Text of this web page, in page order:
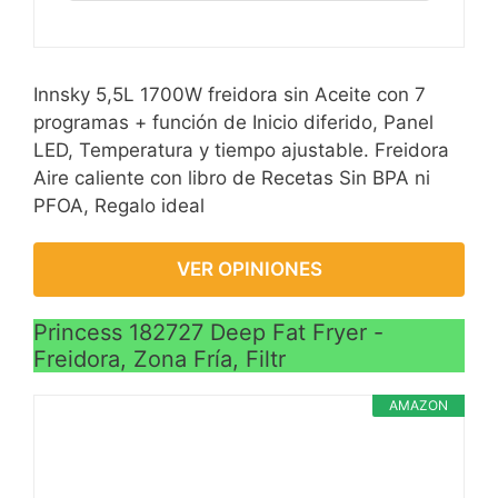
extraer la cesta
?Marco cuadrado y
material de nivel
alimentario?Su estructura
cuadrada aprovecha al
lados de la cocina o mesa
mínimo espacio. La
carcasa exterior está
fabricada en acero
La cesta de freír es
desmontable y tiene un
mango de tacto frío para
controlar el proceso de
fritura y evitar
quemaduras.
Innsky 5,5L 1700W freidora sin Aceite con 7
programas + función de Inicio diferido, Panel
LED, Temperatura y tiempo ajustable. Freidora
Aire caliente con libro de Recetas Sin BPA ni
PFOA, Regalo ideal
VER OPINIONES
Princess 182727 Deep Fat Fryer -
Freidora, Zona Fría, Filtr
AMAZON